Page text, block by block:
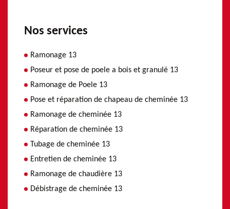
Nos services
Ramonage 13
Poseur et pose de poele a bois et granulé 13
Ramonage de Poele 13
Pose et réparation de chapeau de cheminée 13
Ramonage de cheminée 13
Réparation de cheminée 13
Tubage de cheminée 13
Entretien de cheminée 13
Ramonage de chaudière 13
Débistrage de cheminée 13